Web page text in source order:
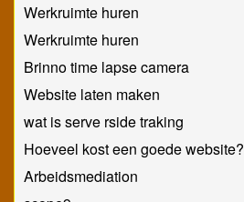
Werkruimte huren
Werkruimte huren
Brinno time lapse camera
Website laten maken
wat is serve rside traking
Hoeveel kost een goede website?
Arbeidsmediation